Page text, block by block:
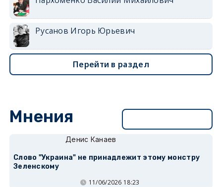
Русанов Игорь Юрьевич
Перейти в раздел
Мнения
Денис Канаев
Слово "Украина" не принадлежит этому монстру
Зеленскому
11/06/2026 18:23